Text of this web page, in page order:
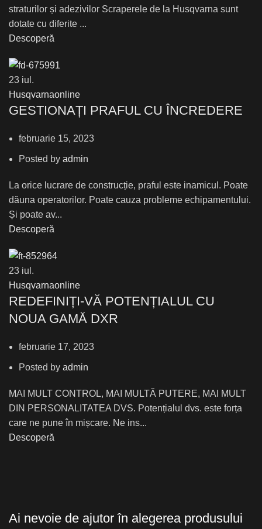
straturilor și adezivilor Scraperele de la Husqvarna sunt
dotate cu diferite ...
Descoperă
23 iul.
Husqvarnaonline
GESTIONAȚI PRAFUL CU ÎNCREDERE
februarie 15, 2023
Posted by admin
La orice lucrare de construcție, praful este inamicul. Poate
dăuna operatorilor. Poate cauza probleme echipamentului.
Și poate av...
Descoperă
23 iul.
Husqvarnaonline
REDEFINIȚI-VĂ POTENȚIALUL CU
NOUA GAMĂ DXR
februarie 17, 2023
Posted by admin
MAI MULT CONTROL, MAI MULTĂ PUTERE, MAI MULT
DIN PERSONALITATEA DVS. Potențialul dvs. este forța
care ne pune în mișcare. Ne ins...
Descoperă
Ai nevoie de ajutor în alegerea produsului